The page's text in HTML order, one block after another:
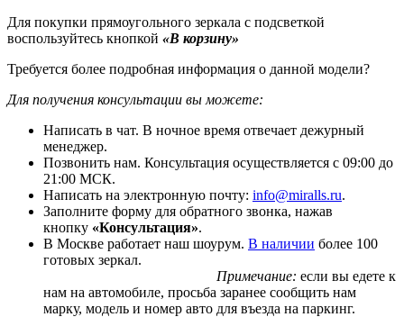
Для покупки прямоугольного зеркала с подсветкой
воспользуйтесь кнопкой «В корзину»
Требуется более подробная информация о данной модели?
Для получения консультации вы можете:
Написать в чат. В ночное время отвечает дежурный
менеджер.
Позвонить нам. Консультация осуществляется с 09:00 до
21:00 МСК.
Написать на электронную почту: info@miralls.ru.
Заполните форму для обратного звонка, нажав
кнопку «Консультация».
В Москве работает наш шоурум. В наличии более 100
готовых зеркал.
Примечание: если вы едете к
нам на автомобиле, просьба заранее сообщить нам
марку, модель и номер авто для въезда на паркинг.